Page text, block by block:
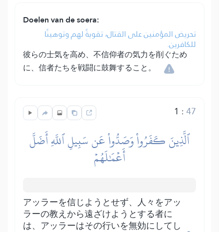
Doelen van de soera:
تحريض المؤمنين على القتال، تقويةً لهم وتوهينًا
للكافرين.
彼らの士気を高め、不信仰者の気力を削ぐため
に、信者たちを戦闘に鼓舞すること。
1 :47
ٱلَّذِينَ كَفَرُواْ وَصَدُّواْ عَن سَبِيلِ ٱللَّهِ أَضَلَّ
أَعۡمَٰلَهُمۡ
アッラーを信じようとせず、人々をアッ
ラーの教えから遠ざけようとする者に
は、アッラーはその行いを無効にしてし